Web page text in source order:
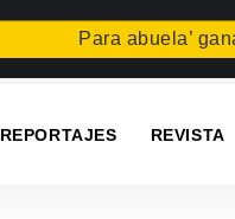
Para abuela’ gana el
REPORTAJES REVISTA